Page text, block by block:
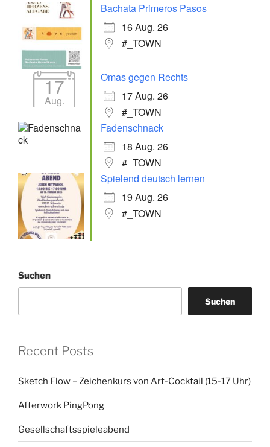
Bachata Primeros Pasos
16 Aug. 26
#_TOWN
17
Aug.
Omas gegen Rechts
17 Aug. 26
#_TOWN
Fadenschnack
18 Aug. 26
#_TOWN
Spielend deutsch lernen
19 Aug. 26
#_TOWN
Suchen
Suchen
Recent Posts
Sketch Flow – Zeichenkurs von Art-Cocktail (15-17 Uhr)
Afterwork PingPong
Gesellschaftsspieleabend